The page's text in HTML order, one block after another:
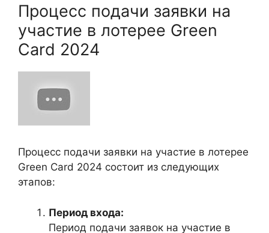
Процесс подачи заявки на
участие в лотерее Green
Card 2024
Процесс подачи заявки на участие в лотерее
Green Card 2024 состоит из следующих
этапов:
Период входа:
Период подачи заявок на участие в